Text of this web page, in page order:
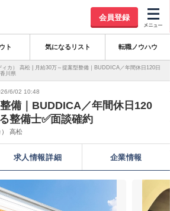
会員登録
ト 気になるリスト 転職ノウハウ
カ） 高松 | 月給30万～提案型整備｜BUDDICA／年間休日120日
川県
6/02 10:48
備｜BUDDICA／年間休日120
整備士✅面談確約
高松
求人情報詳細 企業情報